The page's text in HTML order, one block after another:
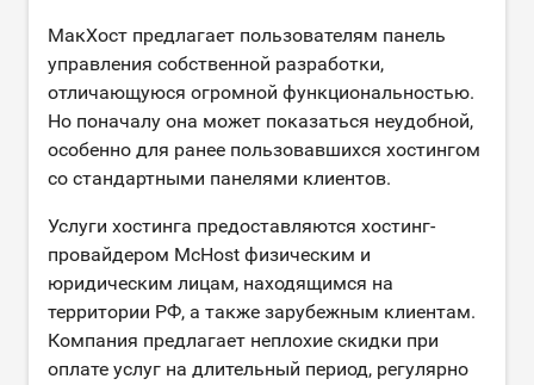
МакХост предлагает пользователям панель
управления собственной разработки,
отличающуюся огромной функциональностью.
Но поначалу она может показаться неудобной,
особенно для ранее пользовавшихся хостингом
со стандартными панелями клиентов.
Услуги хостинга предоставляются хостинг-
провайдером McHost физическим и
юридическим лицам, находящимся на
территории РФ, а также зарубежным клиентам.
Компания предлагает неплохие скидки при
оплате услуг на длительный период, регулярно